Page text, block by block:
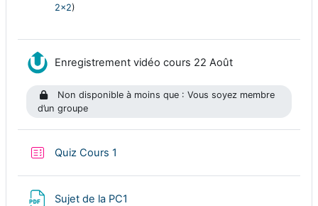
2x2)
Enregistrement vidéo cours 22 AoûtRessource
Non disponible à moins que : Vous soyez membre
d’un groupe
Quiz Cours 1
Sujet de la PC1